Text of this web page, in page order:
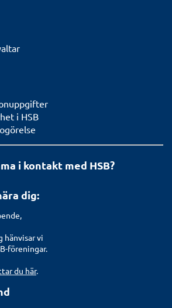
i HSB
i kontakt med HSB?
dig:
vi
föreningar.
du här.